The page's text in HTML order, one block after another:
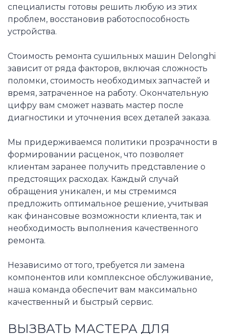
специалисты готовы решить любую из этих
проблем, восстановив работоспособность
устройства.
Стоимость ремонта сушильных машин Delonghi
зависит от ряда факторов, включая сложность
поломки, стоимость необходимых запчастей и
время, затраченное на работу. Окончательную
цифру вам сможет назвать мастер после
диагностики и уточнения всех деталей заказа.
Мы придерживаемся политики прозрачности в
формировании расценок, что позволяет
клиентам заранее получить представление о
предстоящих расходах. Каждый случай
обращения уникален, и мы стремимся
предложить оптимальное решение, учитывая
как финансовые возможности клиента, так и
необходимость выполнения качественного
ремонта.
Независимо от того, требуется ли замена
компонентов или комплексное обслуживание,
наша команда обеспечит вам максимально
качественный и быстрый сервис.
ВЫЗВАТЬ МАСТЕРА ДЛЯ